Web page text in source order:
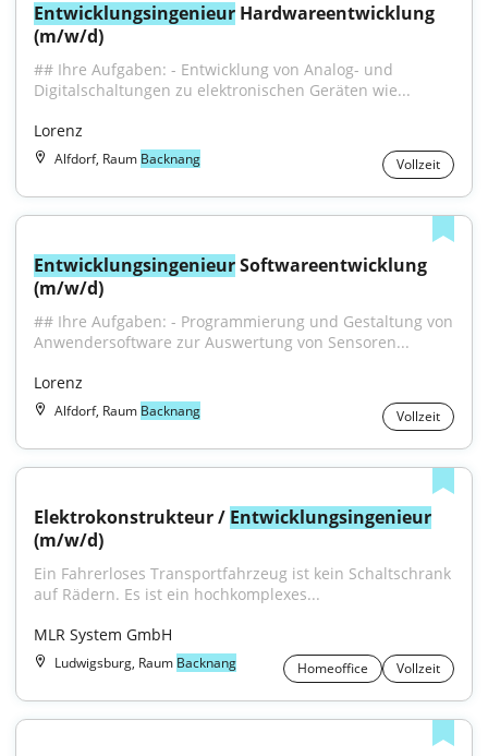
Entwicklungsingenieur Hardwareentwicklung
(m/w/d)
## Ihre Aufgaben: - Entwicklung von Analog- und
Digitalschaltungen zu elektronischen Geräten wie...
Lorenz
Alfdorf, Raum Backnang Vollzeit
Entwicklungsingenieur Softwareentwicklung
(m/w/d)
## Ihre Aufgaben: - Programmierung und Gestaltung von
Anwendersoftware zur Auswertung von Sensoren...
Lorenz
Alfdorf, Raum Backnang Vollzeit
Elektrokonstrukteur / Entwicklungsingenieur
(m/w/d)
Ein Fahrerloses Transportfahrzeug ist kein Schaltschrank
auf Rädern. Es ist ein hochkomplexes...
MLR System GmbH
Ludwigsburg, Raum Backnang Homeoffice Vollzeit